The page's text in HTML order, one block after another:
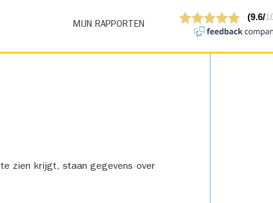
MIJN RAPPORTEN
zien krijgt, staan gegevens over